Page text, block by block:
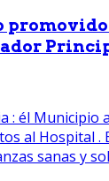
promovido